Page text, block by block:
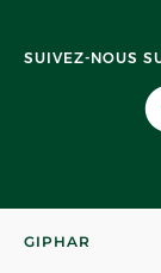
SUIVEZ-NOUS
GIPHAR